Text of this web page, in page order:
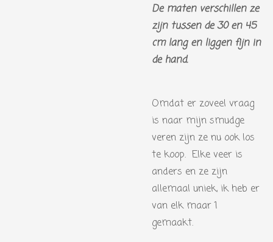
De maten verschillen ze
zijn tussen de 30 en 45
cm lang en liggen fijn in
de hand.
Omdat er zoveel vraag
is naar mijn smudge
veren zijn ze nu ook los
te koop. Elke veer is
anders en ze zijn
allemaal uniek, ik heb er
van elk maar 1
gemaakt.